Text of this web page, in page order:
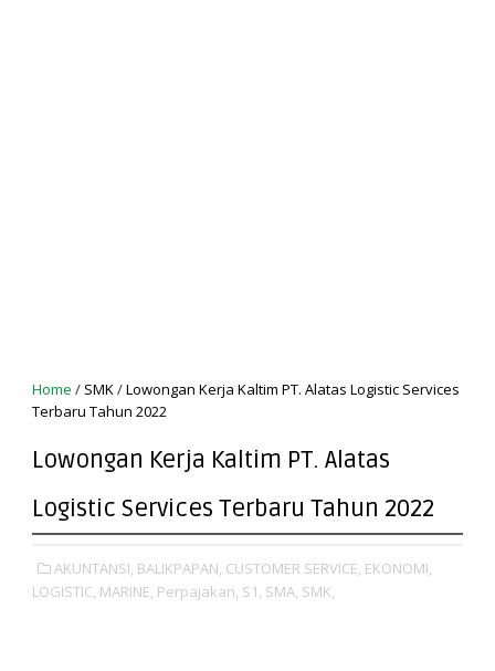
Home / SMK/Lowongan Kerja Kaltim PT. Alatas Logistic Services
Terbaru Tahun 2022
Lowongan Kerja Kaltim PT. Alatas
Logistic Services Terbaru Tahun 2022
AKUNTANSI, BALIKPAPAN, CUSTOMER SERVICE, EKONOMI,
LOGISTIC, MARINE, Perpajakan, S1, SMA, SMK,